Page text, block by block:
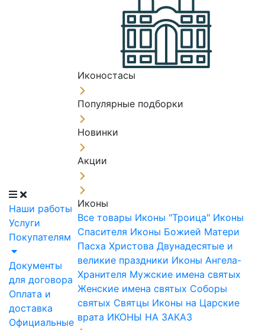
Наши работы
Услуги
Покупателям
Документы
для договора
Оплата и
доставка
Официальные
Иконостасы
Популярные подборки
Новинки
Акции
Иконы
Все товары Иконы "Троица" Иконы
Спасителя Иконы Божией Матери
Пасха Христова Двунадесятые и
великие праздники Иконы Ангела-
Хранителя Мужские имена святых
Женские имена святых Соборы
святых Святцы Иконы на Царские
врата ИКОНЫ НА ЗАКАЗ